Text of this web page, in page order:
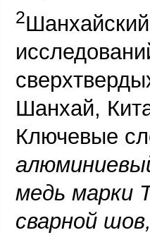
2
Шанхай,
Ключевые
медь марки
сварной